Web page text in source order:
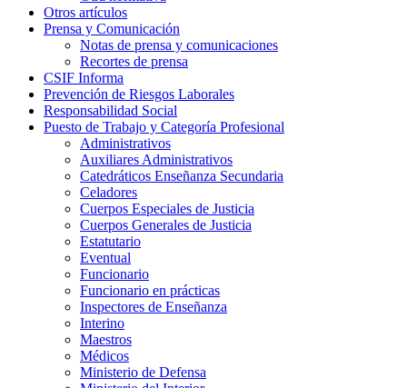
Otros artículos
Prensa y Comunicación
Notas de prensa y comunicaciones
Recortes de prensa
CSIF Informa
Prevención de Riesgos Laborales
Responsabilidad Social
Puesto de Trabajo y Categoría Profesional
Administrativos
Auxiliares Administrativos
Catedráticos Enseñanza Secundaria
Celadores
Cuerpos Especiales de Justicia
Cuerpos Generales de Justicia
Estatutario
Eventual
Funcionario
Funcionario en prácticas
Inspectores de Enseñanza
Interino
Maestros
Médicos
Ministerio de Defensa